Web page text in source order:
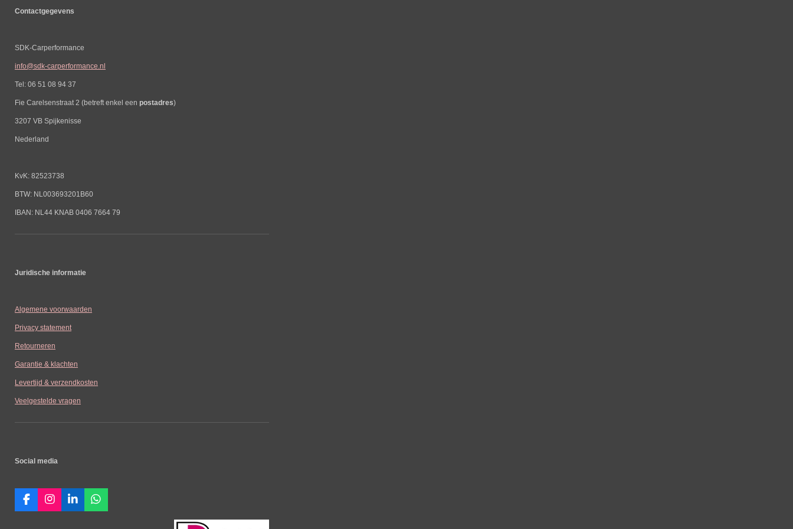
Contactgegevens
SDK-Carperformance
info@sdk-carperformance.nl
Tel: 06 51 08 94 37
Fie Carelsenstraat 2 (betreft enkel een postadres)
3207 VB Spijkenisse
Nederland
KvK: 82523738
BTW: NL003693201B60
IBAN: NL44 KNAB 0406 7664 79
Juridische informatie
Algemene voorwaarden
Privacy statement
Retourneren
Garantie & klachten
Levertijd & verzendkosten
Veelgestelde vragen
Social media
F
a
I
n
L
i
W
h